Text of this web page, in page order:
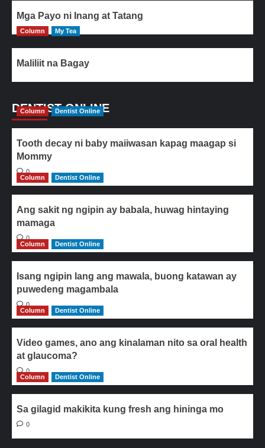
Mga Payo ni Inang at Tatang
Column My Tea
Maliliit na Bagay
DENTIST ONLINE
Column Dentist Online
Tooth decay ni baby maiiwasan kapag maagap si
Mommy
0
Column
Dentist Online
Ang sakit ng ngipin ay babala, huwag hintaying
mamaga
0
Column
Dentist Online
Isang ngipin lang ang mawala, buong katawan ay
puwedeng magambala
0
Column
Dentist Online
Video games, ano ang kinalaman nito sa oral health
at glaucoma?
0
Column
Dentist Online
Sa gilagid makikita kung fresh ang hininga mo
0